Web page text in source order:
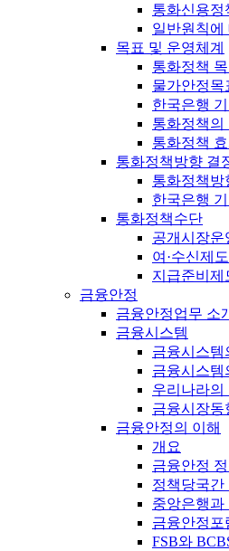
통화신용정
일반원칙에
목표 및 운영체계
통화정책
물가안정목
한국은행 기
통화정책의
통화정책
통화정책방향 결
통화정책방
한국은행
통화정책수단
공개시장운
여·수신제도
지급준비제
금융안정
금융안정업무 소
금융시스템
금융시스템
금융시스템
우리나라의
금융시장동
금융안정의 이해
개요
금융안정
정책당국간
중앙은행과
금융안정포
FSB와